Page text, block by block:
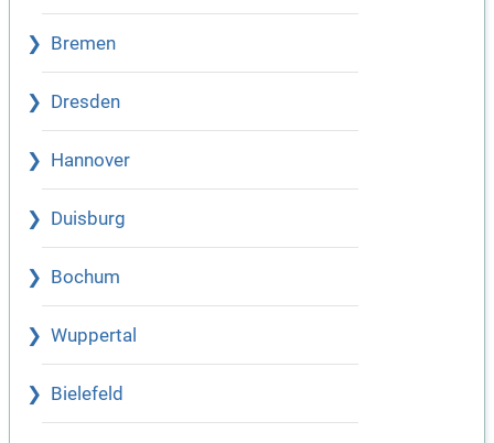
Bremen
Dresden
Hannover
Duisburg
Bochum
Wuppertal
Bielefeld